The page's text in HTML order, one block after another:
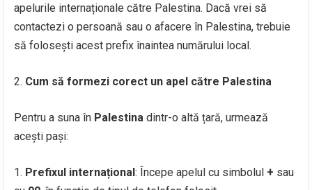
apelurile internaționale către Palestina. Dacă vrei să
contactezi o persoană sau o afacere în Palestina, trebuie
să folosești acest prefix înaintea numărului local.
Cum să formezi corect un apel către Palestina
Pentru a suna în Palestina dintr-o altă țară, urmează
acești pași:
Prefixul internațional: Începe apelul cu simbolul + sau